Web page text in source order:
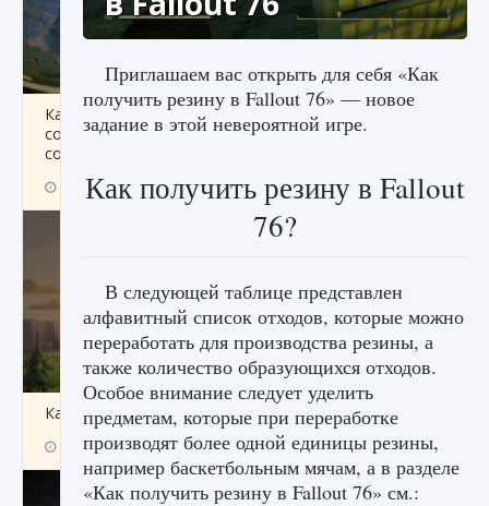
Как исправить ошибку Palworld «Идет
сохранение мира — Невозможно начать
сохранение данных мира»
9 августа 2024 2 511 0 0
Как заработать медали лиги Clash of Clans
9 августа 2024 2 599 0 1
Приглашаем вас открыть для себя «Как
получить резину в Fallout 76» — новое
задание в этой невероятной игре.
Как получить резину в Fallout
76?
В следующей таблице представлен
алфавитный список отходов, которые можно
переработать для производства резины, а
также количество образующихся отходов.
Особое внимание следует уделить
предметам, которые при переработке
производят более одной единицы резины,
например баскетбольным мячам, а в разделе
«Как получить резину в Fallout 76» см.: